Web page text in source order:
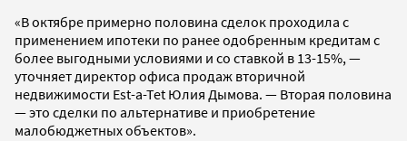
«В октябре примерно половина сделок проходила с
применением ипотеки по ранее одобренным кредитам с
более выгодными условиями и со ставкой в 13-15%, —
уточняет директор офиса продаж вторичной
недвижимости Est-a-Tet Юлия Дымова. — Вторая половина
— это сделки по альтернативе и приобретение
малобюджетных объектов».